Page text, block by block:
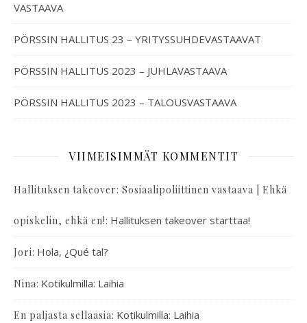
VASTAAVA
PÖRSSIN HALLITUS 23 – YRITYSSUHDEVASTAAVAT
PÖRSSIN HALLITUS 2023 – JUHLAVASTAAVA
PÖRSSIN HALLITUS 2023 – TALOUSVASTAAVA
VIIMEISIMMÄT KOMMENTIT
Hallituksen takeover: Sosiaalipoliittinen vastaava | Ehkä
opiskelin, ehkä en!: Hallituksen takeover starttaa!
Jori: Hola, ¿Qué tal?
Nina: Kotikulmilla: Laihia
En paljasta sellaasia: Kotikulmilla: Laihia